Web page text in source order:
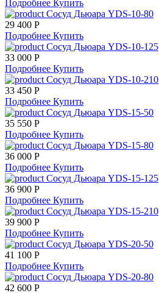
Подробнее Купить
Сосуд Дьюара YDS-10-80
29 400 Р
Подробнее Купить
Сосуд Дьюара YDS-10-125
33 000 Р
Подробнее Купить
Сосуд Дьюара YDS-10-210
33 450 Р
Подробнее Купить
Сосуд Дьюара YDS-15-50
35 550 Р
Подробнее Купить
Сосуд Дьюара YDS-15-80
36 000 Р
Подробнее Купить
Сосуд Дьюара YDS-15-125
36 900 Р
Подробнее Купить
Сосуд Дьюара YDS-15-210
39 900 Р
Подробнее Купить
Сосуд Дьюара YDS-20-50
41 100 Р
Подробнее Купить
Сосуд Дьюара YDS-20-80
42 600 Р